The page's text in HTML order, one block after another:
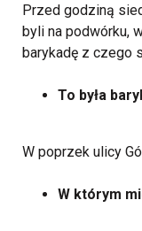
Przed godziną
byli na podwórku,
barykadę z czego
To była
W poprzek ulicy
W którym